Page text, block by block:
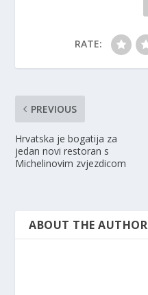
RATE:
PREVIOUS
Hrvatska je bogatija za
jedan novi restoran s
Michelinovim zvjezdicom
ABOUT THE AUTHOR